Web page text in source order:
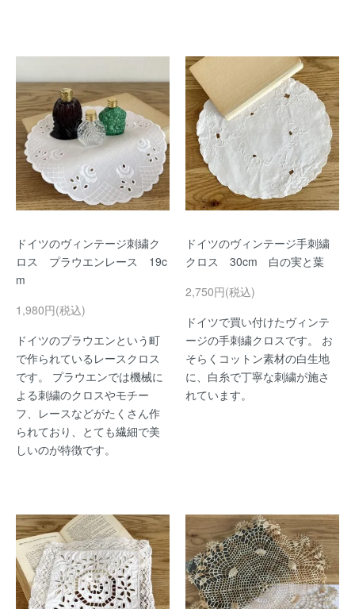
ドイツのヴィンテージ刺繍ク
ロス プラウエンレース 19c
m
1,980円(税込)
ドイツのプラウエンという町
で作られているレースクロス
です。 プラウエンでは機械に
よる刺繍のクロスやモチー
フ、レースなどがたくさん作
られており、とても繊細で美
しいのが特徴です。
ドイツのヴィンテージ手刺繍
クロス 30cm 白の実と葉
2,750円(税込)
ドイツで買い付けたヴィンテ
ージの手刺繍クロスです。 お
そらくコットン素材の白生地
に、白糸で丁寧な刺繍が施さ
れています。